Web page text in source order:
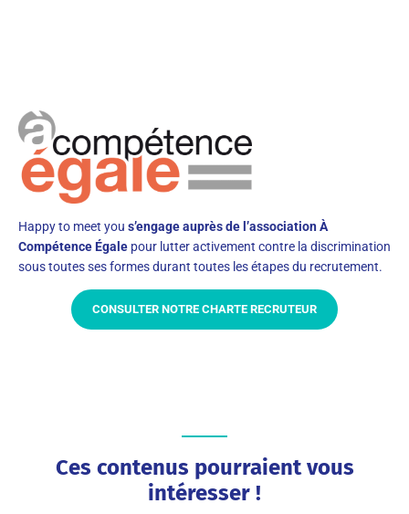
Happy to meet you s’engage auprès de l’association À
Compétence Égale pour lutter activement contre la discrimination
sous toutes ses formes durant toutes les étapes du recrutement.
CONSULTER NOTRE CHARTE RECRUTEUR
Ces contenus pourraient vous
intéresser !